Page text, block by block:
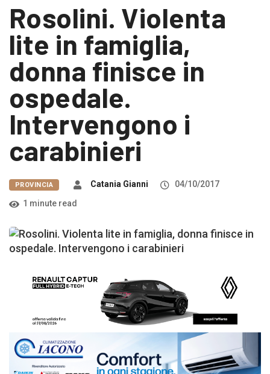
Rosolini. Violenta
lite in famiglia,
donna finisce in
ospedale.
Intervengono i
carabinieri
PROVINCIA Catania Gianni
04/10/2017
1 minute read